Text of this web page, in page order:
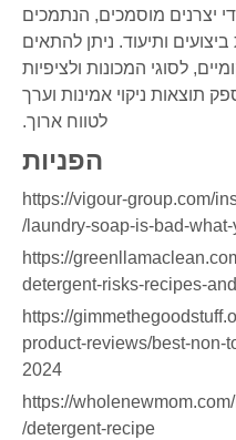
יצרנים מוסמכים, הנתמכים
ביצועים ותיעוד. ניתן להתאים
לסוגי המכונות ולציפיות
תוצאות ניקוי אמינות וערך
לטווח ארוך.
הפניות
1. https://vigour-group.com/
laundry-soap-is-bad-
2. https://
detergent-risks-recipes-
3. https://
product-reviews/best-non-
2024
4. https://
detergent-recipe/